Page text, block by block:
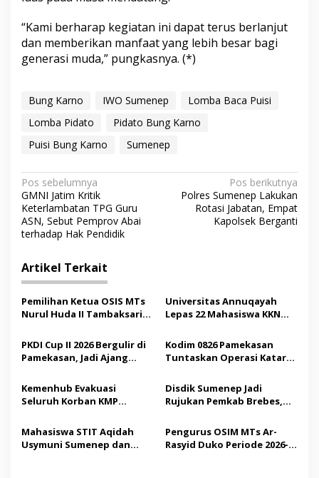
“Kami berharap kegiatan ini dapat terus berlanjut
dan memberikan manfaat yang lebih besar bagi
generasi muda,” pungkasnya. (*)
Bung Karno IWO Sumenep
Lomba Baca Puisi
Lomba Pidato
Pidato Bung Karno
Puisi Bung Karno
Sumenep
N
a
v
i
g
a
s
i
p
o
s
Pos sebelumnya
GMNI Jatim Kritik
Keterlambatan TPG Guru
ASN, Sebut Pemprov Abai
terhadap Hak Pendidik
Pos berikutnya
Polres Sumenep Lakukan
Rotasi Jabatan, Empat
Kapolsek Berganti
Artikel Terkait
Pemilihan Ketua OSIS MTs
Nurul Huda II Tambaksari
Demokrasi bagi Siswa
Universitas Annuqayah
Lepas 22 Mahasiswa KKN
Saudi
PKDI Cup II 2026 Bergulir di
Pamekasan, Jadi Ajang
Madura
Kodim 0826 Pamekasan
Tuntaskan Operasi Katarak
Tindakan Medis
Kemenhub Evakuasi
Seluruh Korban KMP
Operator Diaudit
Disdik Sumenep Jadi
Rujukan Pemkab Brebes,
Pendidikan Berbasis
Budaya
Mahasiswa STIT Aqidah
Usymuni Sumenep dan
Pengurus OSIM MTs Ar-
Rasyid Duko Periode 2026-